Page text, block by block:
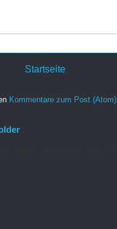
Startseite
Kommentare zum Post (Atom)